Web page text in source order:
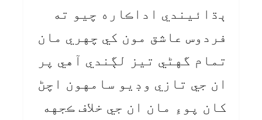
ٻڌائيندي اداڪاره چيو ته
فردوس عاشق مون کي چهري مان
تمام گهڻي تيز لڳندي آهي پر
ان جي تازي وڊيو سامهون اچڻ
کان پوءِ مان ان جي خلاف ڪجهه